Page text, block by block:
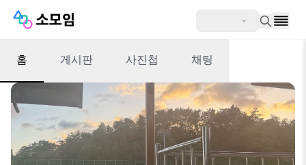
홈 게시판 사진첩 채팅